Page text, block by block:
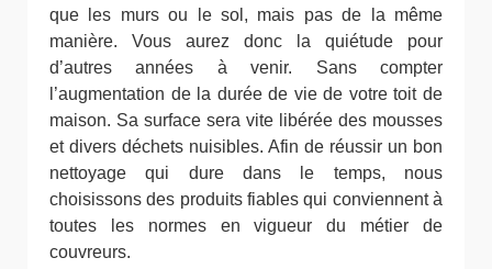
que les murs ou le sol, mais pas de la même
manière. Vous aurez donc la quiétude pour
d’autres années à venir. Sans compter
l’augmentation de la durée de vie de votre toit de
maison. Sa surface sera vite libérée des mousses
et divers déchets nuisibles. Afin de réussir un bon
nettoyage qui dure dans le temps, nous
choisissons des produits fiables qui conviennent à
toutes les normes en vigueur du métier de
couvreurs.